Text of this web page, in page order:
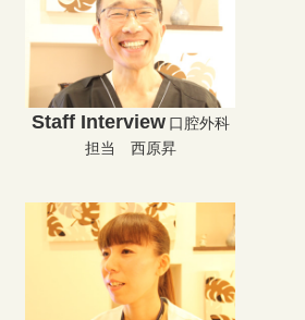
Staff Interview 口腔外科
担当 西原昇